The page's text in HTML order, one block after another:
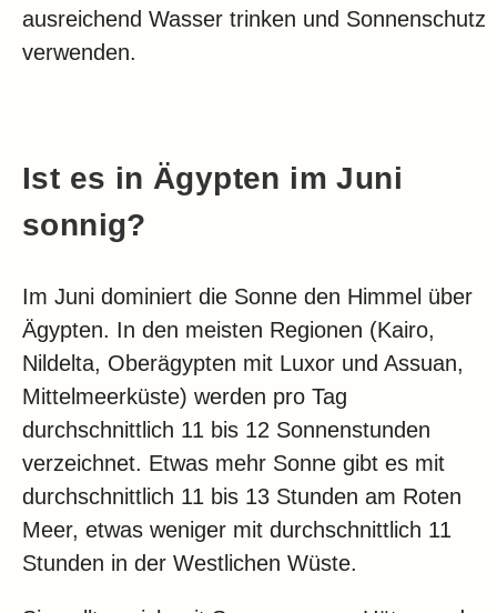
ausreichend Wasser trinken und Sonnenschutz
verwenden.
Ist es in Ägypten im Juni
sonnig?
Im Juni dominiert die Sonne den Himmel über
Ägypten. In den meisten Regionen (Kairo,
Nildelta, Oberägypten mit Luxor und Assuan,
Mittelmeerküste) werden pro Tag
durchschnittlich 11 bis 12 Sonnenstunden
verzeichnet. Etwas mehr Sonne gibt es mit
durchschnittlich 11 bis 13 Stunden am Roten
Meer, etwas weniger mit durchschnittlich 11
Stunden in der Westlichen Wüste.